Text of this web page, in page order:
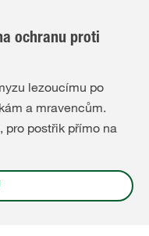
ochranu proti
lezoucímu po
a mravencům.
pro postřik přímo na